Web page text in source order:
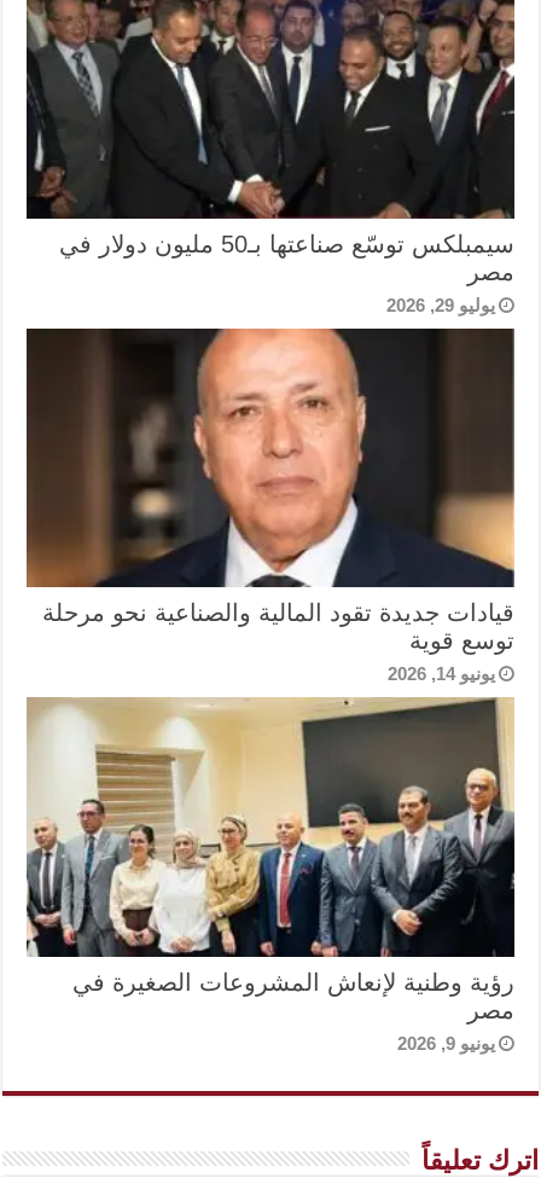
سيمبلكس توسّع صناعتها بـ50 مليون دولار في
مصر
يوليو 29, 2026
قيادات جديدة تقود المالية والصناعية نحو مرحلة
توسع قوية
يونيو 14, 2026
رؤية وطنية لإنعاش المشروعات الصغيرة في
مصر
يونيو 9, 2026
اترك تعليقاً